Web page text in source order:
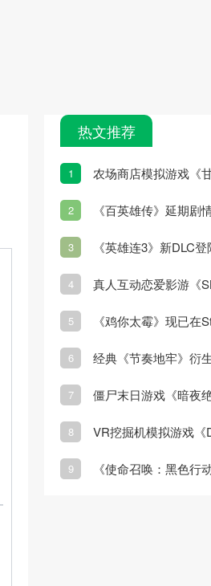
热文推荐
1
农场商店模拟游戏《
2
《百英雄传》延期剧
3
《英雄连3》新DLC登
4
真人互动恋爱影游《
5
《鸡你太霉》现已在
6
经典《节奏地牢》衍
Steam
7
僵尸末日游戏《暗夜
8
VR挖掘机模拟游戏《
9
《使命召唤：黑色行